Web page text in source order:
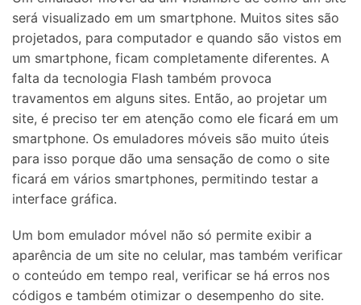
será visualizado em um smartphone. Muitos sites são
projetados, para computador e quando são vistos em
um smartphone, ficam completamente diferentes. A
falta da tecnologia Flash também provoca
travamentos em alguns sites. Então, ao projetar um
site, é preciso ter em atenção como ele ficará em um
smartphone. Os emuladores móveis são muito úteis
para isso porque dão uma sensação de como o site
ficará em vários smartphones, permitindo testar a
interface gráfica.
Um bom emulador móvel não só permite exibir a
aparência de um site no celular, mas também verificar
o conteúdo em tempo real, verificar se há erros nos
códigos e também otimizar o desempenho do site.